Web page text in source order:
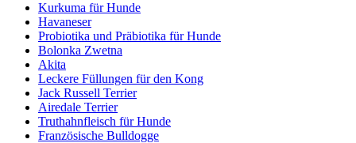
Kurkuma für Hunde
Havaneser
Probiotika und Präbiotika für Hunde
Bolonka Zwetna
Akita
Leckere Füllungen für den Kong
Jack Russell Terrier
Airedale Terrier
Truthahnfleisch für Hunde
Französische Bulldogge